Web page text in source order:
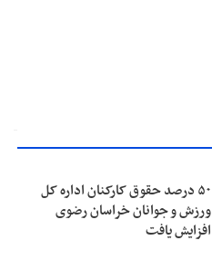
۵۰ درصد حقوق کارکنان اداره کل
ورزش و جوانان خراسان رضوی
افزایش یافت